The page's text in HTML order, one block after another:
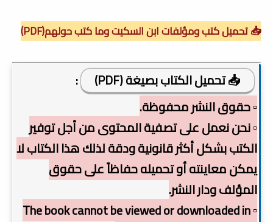
📥 تحميل كتب ومؤلفات ابن السكيت وما كتب حولهم(PDF)
📥 تحميل الكتاب بصيغة (PDF)
:
▫️ حقوق النشر محفوظة.
▫️ نحن نعمل على تصفية المحتوى من أجل توفير
الكتب بشكل أكثر قانونية ودقة لذلك هذا الكتاب لا
يمكن معاينته أو تحميله حفاظاً على حقوق
المؤلف ودار النشر.
▫️ The book cannot be viewed or downloaded in